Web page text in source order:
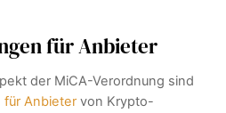
für Anbieter
der MiCA-Verordnung sind
für Anbieter von Krypto-